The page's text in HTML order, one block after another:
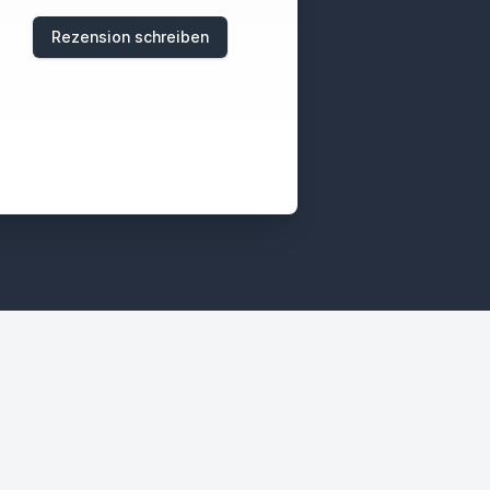
Rezension schreiben